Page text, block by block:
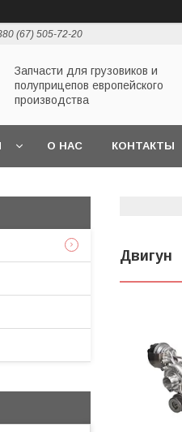
(67) 505-72-20
Запчасти для грузовиков и
полуприцепов европейского
производства
О НАС КОНТАКТЫ
Двигун